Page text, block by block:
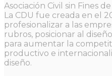
Asociación Civil sin Fines
La CDU fue creada en el
profesionalizar a las
rubros, posicionar al
para aumentar la
productivo e
diseño.